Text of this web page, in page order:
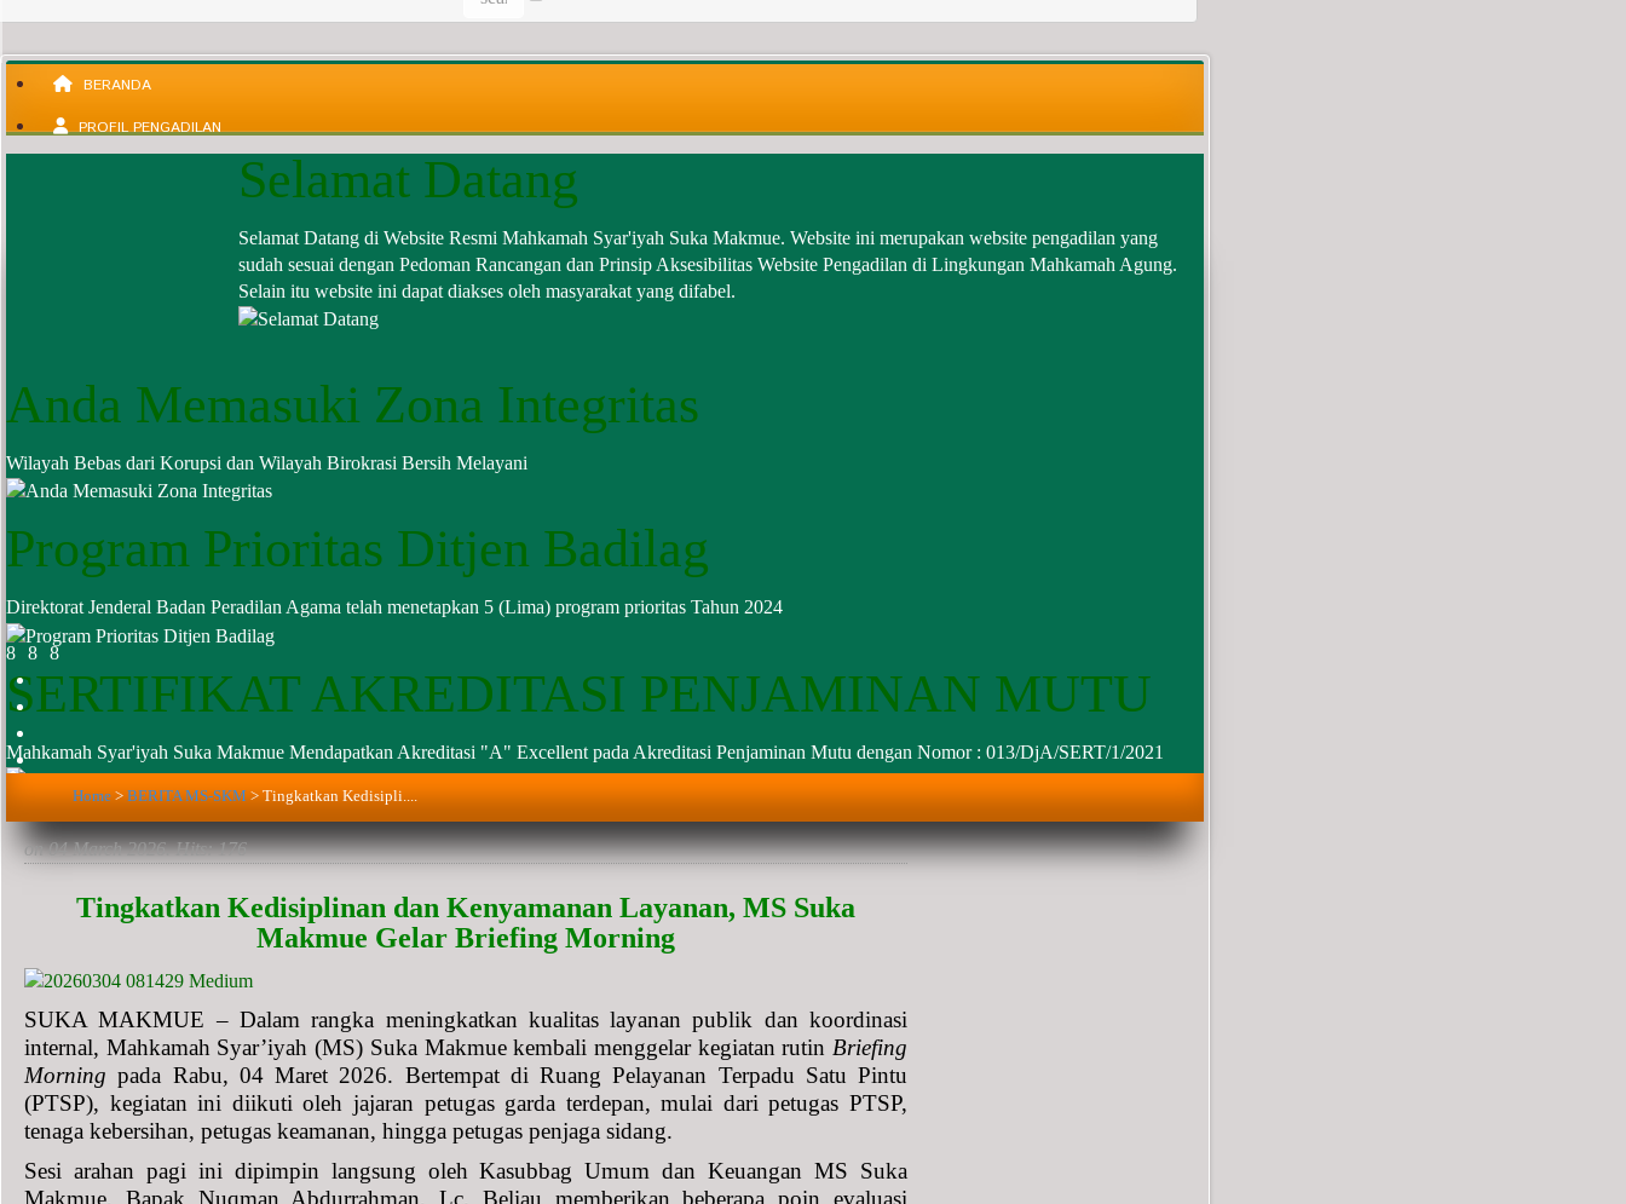
BERANDA
PROFIL PENGADILAN
Selamat Datang
Selamat Datang di Website Resmi Mahkamah Syar'iyah Suka Makmue. Website ini merupakan website pengadilan yang
sudah sesuai dengan Pedoman Rancangan dan Prinsip Aksesibilitas Website Pengadilan di Lingkungan Mahkamah Agung.
Selain itu website ini dapat diakses oleh masyarakat yang difabel.
Anda Memasuki Zona Integritas
Wilayah Bebas dari Korupsi dan Wilayah Birokrasi Bersih Melayani
Program Prioritas Ditjen Badilag
Direktorat Jenderal Badan Peradilan Agama telah menetapkan 5 (Lima) program prioritas Tahun 2024
SERTIFIKAT AKREDITASI PENJAMINAN MUTU
Mahkamah Syar'iyah Suka Makmue Mendapatkan Akreditasi "A" Excellent pada Akreditasi Penjaminan Mutu dengan Nomor : 013/DjA/SERT/1/2021
Home > BERITA MS-SKM > Tingkatkan Kedisipli....
on04 March 2026. Hits: 176
Tingkatkan Kedisiplinan dan Kenyamanan Layanan, MS Suka
Makmue Gelar Briefing Morning
SUKA MAKMUE – Dalam rangka meningkatkan kualitas layanan publik dan koordinasi
internal, Mahkamah Syar’iyah (MS) Suka Makmue kembali menggelar kegiatan rutin Briefing
Morning pada Rabu, 04 Maret 2026. Bertempat di Ruang Pelayanan Terpadu Satu Pintu
(PTSP), kegiatan ini diikuti oleh jajaran petugas garda terdepan, mulai dari petugas PTSP,
tenaga kebersihan, petugas keamanan, hingga petugas penjaga sidang.
Sesi arahan pagi ini dipimpin langsung oleh Kasubbag Umum dan Keuangan MS Suka